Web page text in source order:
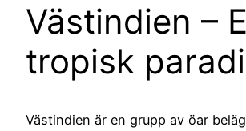
Västindien –
tropisk
Västindien är en grupp av öar